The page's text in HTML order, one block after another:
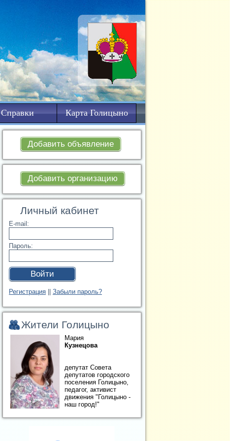
Справки Карта Голицыно
Добавить объявление
Добавить организацию
Личный кабинет
E-mail:
Пароль:
Войти
Регистрация Забыли пароль?
Жители Голицыно
Мария
Кузнецова
депутат Совета
депутатов городского
поселения Голицыно,
педагог, активист
движения "Голицыно -
наш город!"